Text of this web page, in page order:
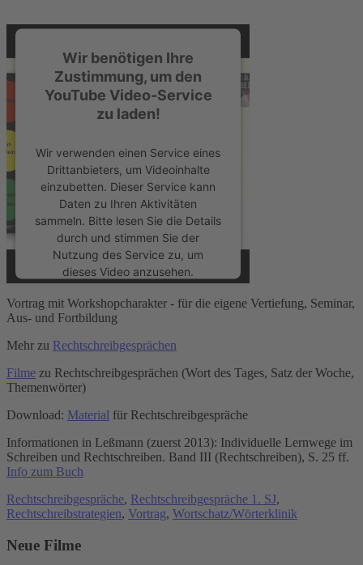
Wir benötigen Ihre
Zustimmung, um den
YouTube Video-Service
zu laden!
Wir verwenden einen Service eines
Drittanbieters, um Videoinhalte
einzubetten. Dieser Service kann
Daten zu Ihren Aktivitäten
sammeln. Bitte lesen Sie die Details
durch und stimmen Sie der
Nutzung des Service zu, um
dieses Video anzusehen.
Mehr Informationen
Akzeptieren
powered by
Usercentrics Consent
Vortrag mit Workshopcharakter - für die eigene Vertiefung, Seminar,
Aus- und Fortbildung
Mehr zu Rechtschreibgesprächen
Filme zu Rechtschreibgesprächen (Wort des Tages, Satz der Woche,
Themenwörter)
Download: Material für Rechtschreibgespräche
Informationen in Leßmann (zuerst 2013): Individuelle Lernwege im
Schreiben und Rechtschreiben. Band III (Rechtschreiben), S. 25 ff.
Info zum Buch
Rechtschreibgespräche, Rechtschreibgespräche 1. SJ,
Rechtschreibstrategien, Vortrag, Wortschatz/Wörterklinik
Neue Filme